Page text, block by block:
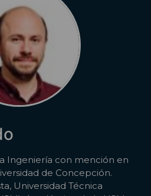
Ingeniería con mención en
de Concepción.
Universidad Técnica